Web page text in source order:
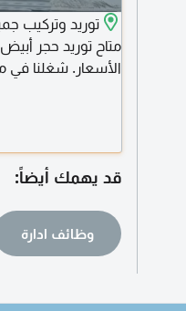
توريد وتركيب
متاح توريد حجر
الأسعار. شغلنا في
قد يهمك أيضاً:
وظائف ادارة